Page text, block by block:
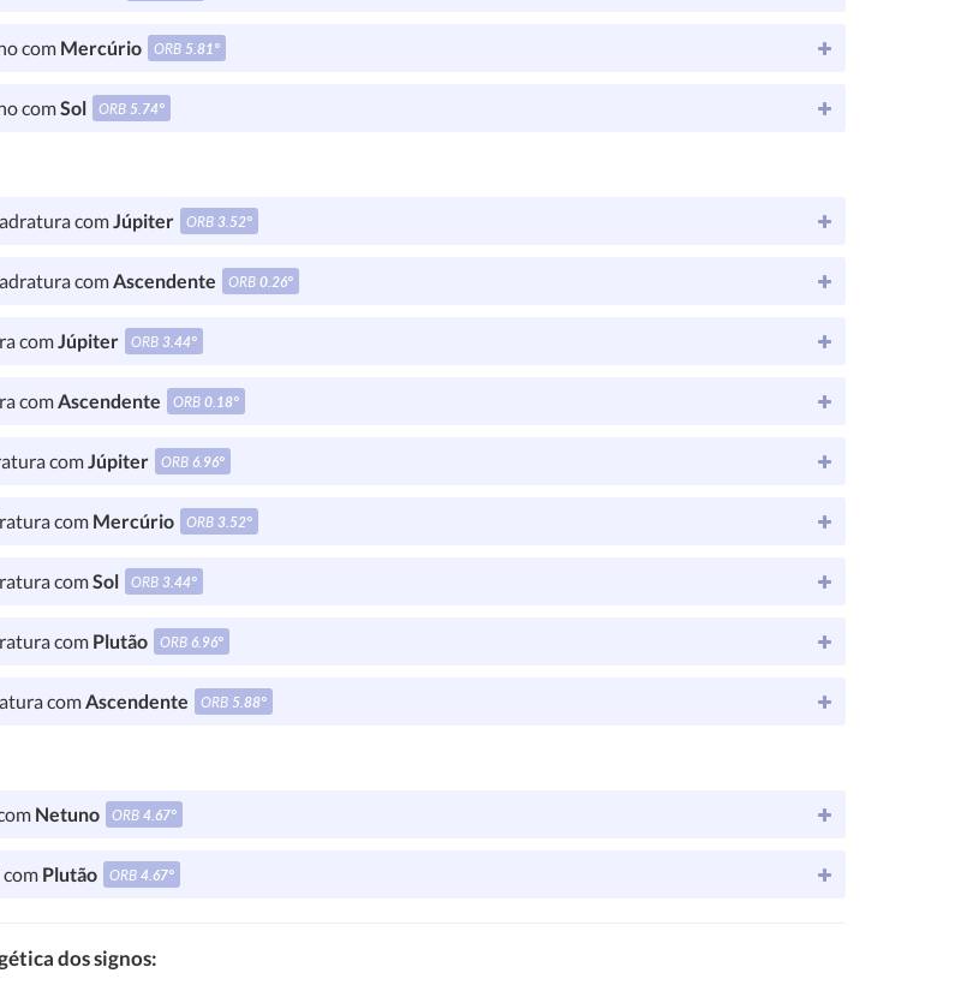
com Mercúrio ORB 5.81°
comSol ORB 5.74°
comJúpiter ORB3.52°
comAscendente ORB0.26°
comJúpiter ORB3.44°
comAscendente ORB0.18°
comJúpiter ORB6.96°
com Mercúrio ORB3.52°
comSol ORB3.44°
com Plutão ORB6.96°
comAscendente ORB 5.88°
Netuno ORB4.67°
Plutão ORB4.67°
dos signos: